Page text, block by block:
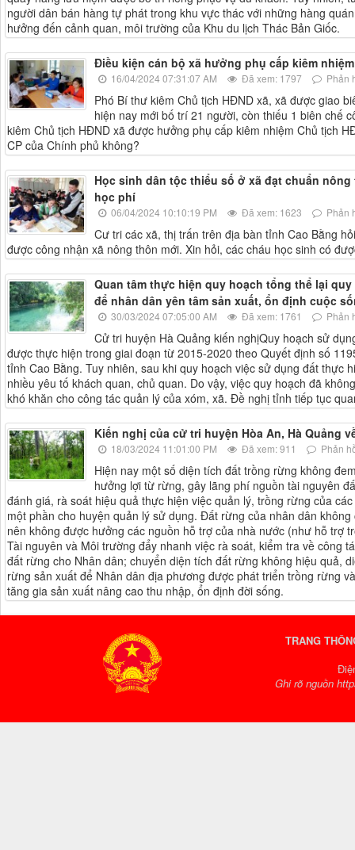
người dân bán hàng tự phát trong khu vực thác với những hàng
hưởng đến cảnh quan, môi trường của Khu du lịch Thác Bản Giốc.
Điều kiện cán bộ xã hưởng phụ cấp kiêm nhiệm
16/04/2024 07:31:07 AM Đã xem: 1797 Phản
Phó Bí thư kiêm Chủ tịch HĐND xã, xã được giao
hiện nay mới bố trí 21 người, còn thiếu 1 biên chế
kiêm Chủ tịch HĐND xã được hưởng phụ cấp kiêm nhiệm Chủ tịch
CP của Chính phủ không?
Học sinh dân tộc thiểu số ở xã đạt chuẩn
học phí
06/04/2024 10:10:19 PM Đã xem: 1623 Phản
Cư tri các xã, thị trấn trên địa bàn tỉnh Cao Bằng
được công nhận xã nông thôn mới. Xin hỏi, các cháu học sinh có
Quan tâm thực hiện quy hoạch tổng thể lại
để nhân dân yên tâm sản xuất, ổn định cuộc
30/03/2024 07:05:00 AM Đã xem: 1761 Phản
Cử tri huyện Hà Quảng kiến nghịQuy hoạch sử
được thực hiện trong giai đoạn từ 2015-2020 theo Quyết định số
tỉnh Cao Bằng. Tuy nhiên, sau khi quy hoạch việc sử dụng đất thực
nhiều yêu tố khách quan, chủ quan. Do vậy, việc quy hoạch đã
khó khăn cho công tác quản lý của xóm, xã. Đề nghị tỉnh tiếp tục
Kiến nghị của cử tri huyện Hòa An, Hà Quảng
18/03/2024 11:01:00 PM Đã xem: 911 Phản
Hiện nay một số diện tích đất trồng rừng không
hưởng lợi từ rừng, gây lãng phí nguồn tài nguyên
đánh giá, rà soát hiệu quả thực hiện việc quản lý, trồng rừng của
một phần cho huyện quản lý sử dụng. Đất rừng của nhân dân
nên không được hưởng các nguồn hỗ trợ của nhà nước (như hỗ trợ
Tài nguyên và Môi trường đẩy nhanh việc rà soát, kiểm tra về công
đất rừng cho Nhân dân; chuyển diện tích đất rừng không hiệu quả,
rừng sản xuất để Nhân dân địa phương được phát triển trồng rừng
tăng gia sản xuất nâng cao thu nhập, ổn định đời sống.
TRANG
Ghi rõ nguồn